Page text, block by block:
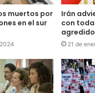
muertos por
en el sur
Irán
con toda
21 de